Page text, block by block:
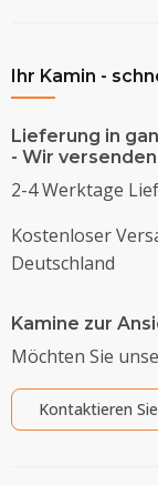
Ihr Kamin -
Lieferung in
- Wir
2-4 Werktage
Kostenloser
Deutschland
Kamine zur
Möchten Sie
Kontaktieren